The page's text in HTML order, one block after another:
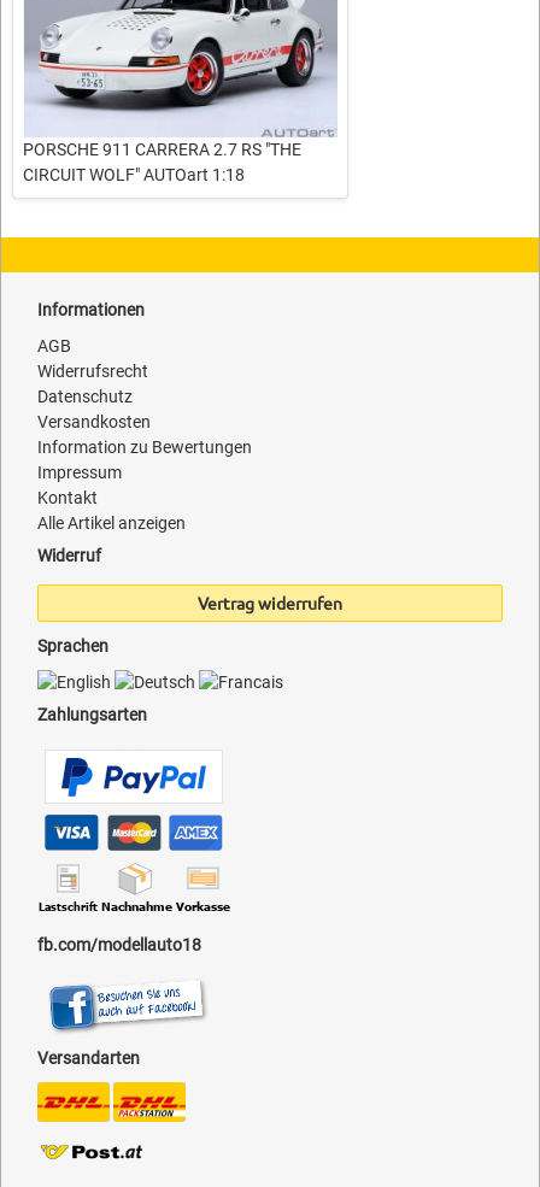
PORSCHE 911 CARRERA 2.7 RS "THE
CIRCUIT WOLF" AUTOart 1:18
Informationen
AGB
Widerrufsrecht
Datenschutz
Versandkosten
Information zu Bewertungen
Impressum
Kontakt
Alle Artikel anzeigen
Widerruf
Vertrag widerrufen
Sprachen
Zahlungsarten
fb.com/modellauto18
Versandarten